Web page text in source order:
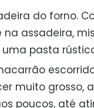
do forno.
assadeira,
pasta
muito grosso,
poucos, até